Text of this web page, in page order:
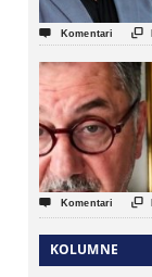
 Komentari 
 Komentari 
KOLUMNE